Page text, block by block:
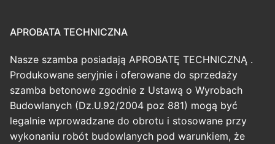
APROBATA TECHNICZNA
Nasze szamba posiadają APROBATĘ TECHNICZNĄ .
Produkowane seryjnie i oferowane do sprzedaży
szamba betonowe zgodnie z Ustawą o Wyrobach
Budowlanych (Dz.U.92/2004 poz 881) mogą być
legalnie wprowadzane do obrotu i stosowane przy
wykonaniu robót budowlanych pod warunkiem, że